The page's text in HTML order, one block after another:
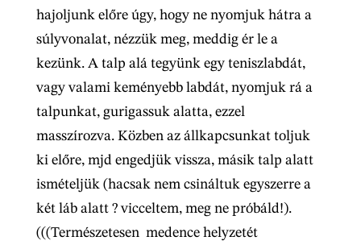
hajoljunk előre úgy, hogy ne nyomjuk hátra a
súlyvonalat, nézzük meg, meddig ér le a
kezünk. A talp alá tegyünk egy teniszlabdát,
vagy valami keményebb labdát, nyomjuk rá a
talpunkat, gurigassuk alatta, ezzel
masszírozva. Közben az állkapcsunkat toljuk
ki előre, mjd engedjük vissza, másik talp alatt
ismételjük (hacsak nem csináltuk egyszerre a
két láb alatt ? vicceltem, meg ne próbáld!).
(((Természetesen medence helyzetét